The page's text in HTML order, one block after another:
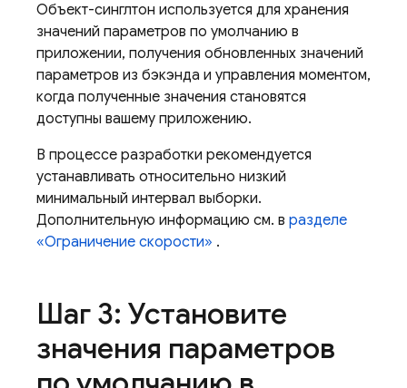
Объект-синглтон используется для хранения
значений параметров по умолчанию в
приложении, получения обновленных значений
параметров из бэкэнда и управления моментом,
когда полученные значения становятся
доступны вашему приложению.
В процессе разработки рекомендуется
устанавливать относительно низкий
минимальный интервал выборки.
Дополнительную информацию см. в разделе
«Ограничение скорости» .
Шаг 3: Установите
значения параметров